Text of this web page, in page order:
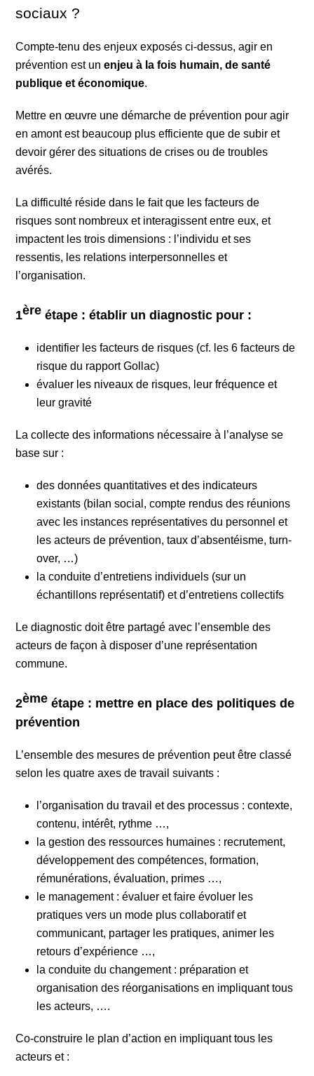
sociaux ?
Compte-tenu des enjeux exposés ci-dessus, agir en
prévention est unenjeu à la fois humain, de santé
publique et économique.
Mettre en œuvre une démarche de prévention pour agir
en amont est beaucoup plus efficiente que de subir et
devoir gérer des situations de crises ou de troubles
avérés.
La difficulté réside dans le fait que les facteurs de
risques sont nombreux et interagissent entre eux, et
impactent les trois dimensions : l’individu et ses
ressentis, les relations interpersonnelles et
l’organisation.
1ère étape : établir un diagnostic pour :
identifier les facteurs de risques (cf. les 6 facteurs de
risque du rapport Gollac)
évaluer les niveaux de risques, leur fréquence et
leur gravité
La collecte des informations nécessaire à l’analyse se
base sur :
des données quantitatives et des indicateurs
existants (bilan social, compte rendus des réunions
avec les instances représentatives du personnel et
les acteurs de prévention, taux d’absentéisme, turn-
over, …)
la conduite d’entretiens individuels (sur un
échantillons représentatif) et d’entretiens collectifs
Le diagnostic doit être partagé avec l’ensemble des
acteurs de façon à disposer d’une représentation
commune.
2ème étape : mettre en place des politiques de
prévention
L’ensemble des mesures de prévention peut être classé
selon les quatre axes de travail suivants :
l’organisation du travail et des processus : contexte,
contenu, intérêt, rythme …,
la gestion des ressources humaines : recrutement,
développement des compétences, formation,
rémunérations, évaluation, primes …,
le management : évaluer et faire évoluer les
pratiques vers un mode plus collaboratif et
communicant, partager les pratiques, animer les
retours d’expérience …,
la conduite du changement : préparation et
organisation des réorganisations en impliquant tous
les acteurs, ….
Co-construire le plan d’action en impliquant tous les
acteurs et :